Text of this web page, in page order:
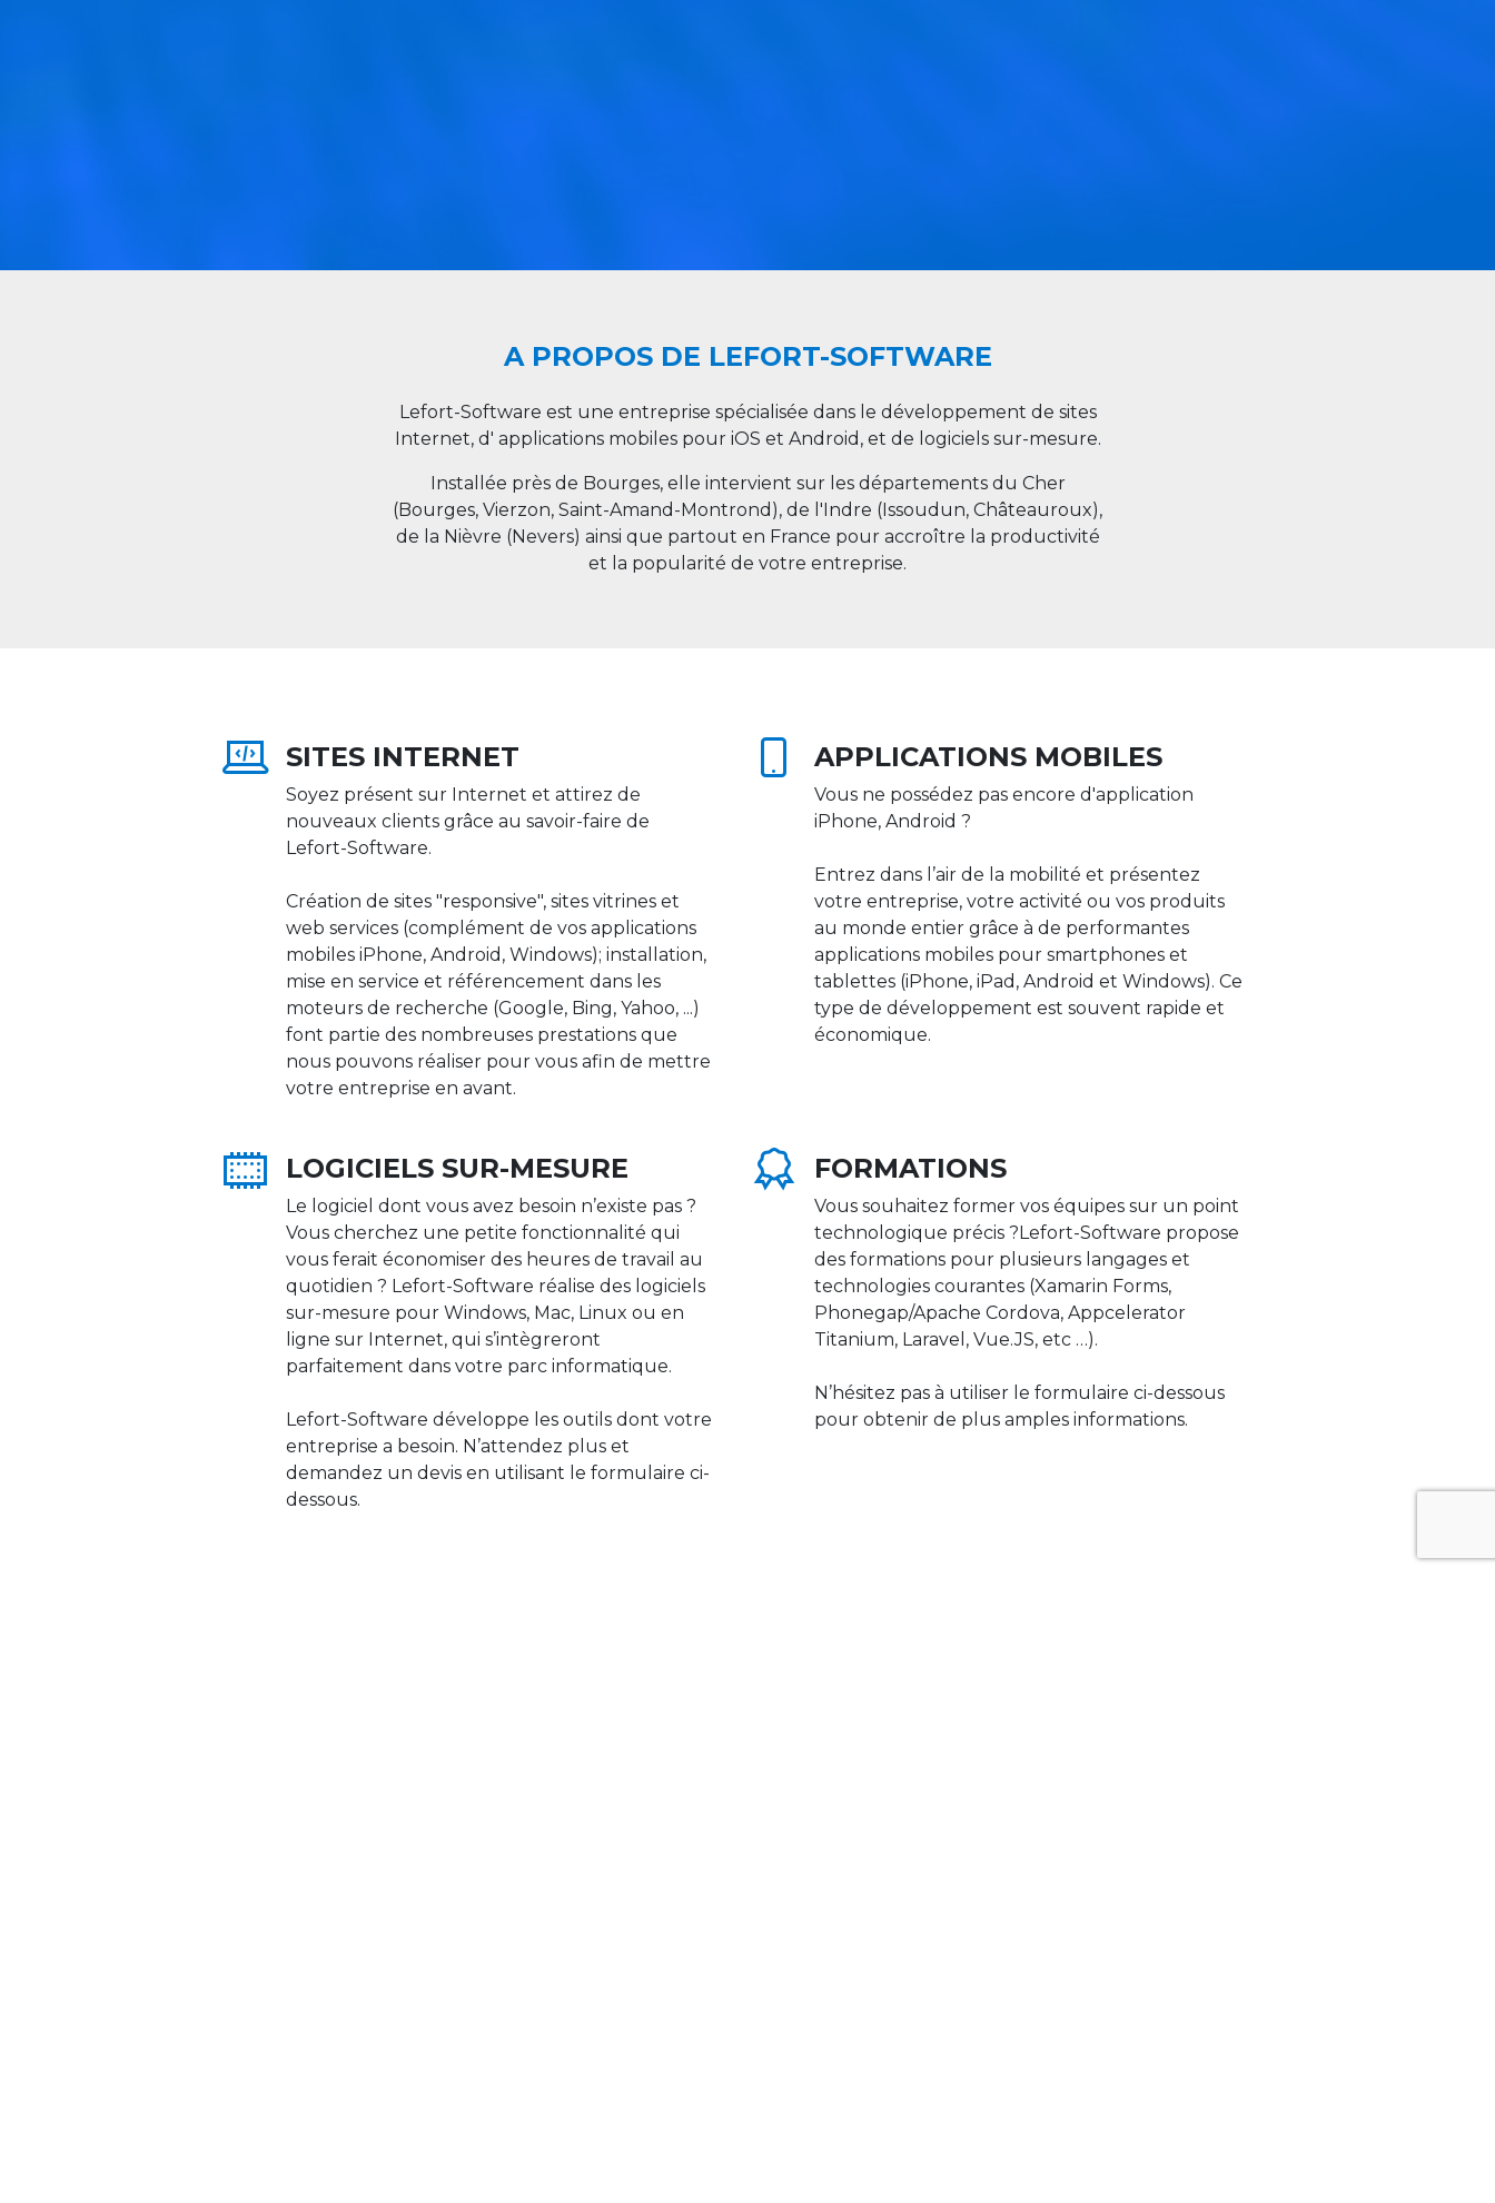
A PROPOS DE LEFORT-SOFTWARE
Lefort-Software est une entreprise spécialisée dans le développement de sites
Internet, d' applications mobiles pour iOS et Android, et de logiciels sur-mesure.
Installée près de Bourges, elle intervient sur les départements du Cher
(Bourges, Vierzon, Saint-Amand-Montrond), de l'Indre (Issoudun, Châteauroux),
de la Nièvre (Nevers) ainsi que partout en France pour accroître la productivité
et la popularité de votre entreprise.
SITES INTERNET
Soyez présent sur Internet et attirez de
nouveaux clients grâce au savoir-faire de
Lefort-Software.
Création de sites "responsive", sites vitrines et
web services (complément de vos applications
mobiles iPhone, Android, Windows); installation,
mise en service et référencement dans les
moteurs de recherche (Google, Bing, Yahoo, ...)
font partie des nombreuses prestations que
nous pouvons réaliser pour vous afin de mettre
votre entreprise en avant.
APPLICATIONS MOBILES
Vous ne possédez pas encore d'application
iPhone, Android ?
Entrez dans l’air de la mobilité et présentez
votre entreprise, votre activité ou vos produits
au monde entier grâce à de performantes
applications mobiles pour smartphones et
tablettes (iPhone, iPad, Android et Windows). Ce
type de développement est souvent rapide et
économique.
LOGICIELS SUR-MESURE
Le logiciel dont vous avez besoin n’existe pas ?
Vous cherchez une petite fonctionnalité qui
vous ferait économiser des heures de travail au
quotidien ? Lefort-Software réalise des logiciels
sur-mesure pour Windows, Mac, Linux ou en
ligne sur Internet, qui s’intègreront
parfaitement dans votre parc informatique.
Lefort-Software développe les outils dont votre
entreprise a besoin. N’attendez plus et
demandez un devis en utilisant le formulaire ci-
dessous.
FORMATIONS
Vous souhaitez former vos équipes sur un point
technologique précis ?Lefort-Software propose
des formations pour plusieurs langages et
technologies courantes (Xamarin Forms,
Phonegap/Apache Cordova, Appcelerator
Titanium, Laravel, Vue.JS, etc …).
N’hésitez pas à utiliser le formulaire ci-dessous
pour obtenir de plus amples informations.